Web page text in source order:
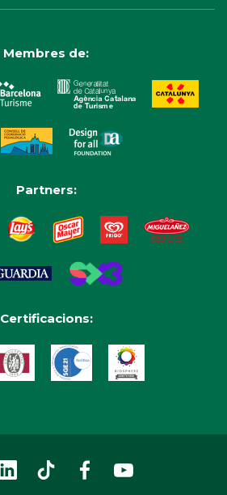
Membres de:
Partners:
Certificacions: